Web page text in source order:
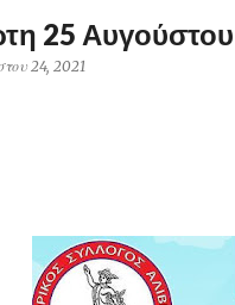
25
24, 2021